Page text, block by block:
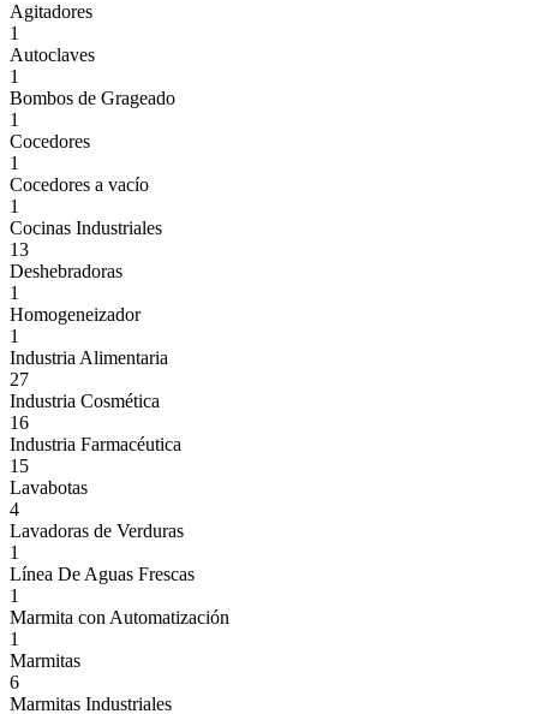
Agitadores
1
Autoclaves
1
Bombos de Grageado
1
Cocedores
1
Cocedores a vacío
1
Cocinas Industriales
13
Deshebradoras
1
Homogeneizador
1
Industria Alimentaria
27
Industria Cosmética
16
Industria Farmacéutica
15
Lavabotas
4
Lavadoras de Verduras
1
Línea De Aguas Frescas
1
Marmita con Automatización
1
Marmitas
6
Marmitas Industriales